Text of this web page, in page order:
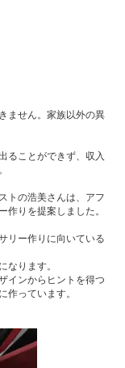
ません。家族以外の異
ることができず、収入
トの浩美さんは、アフ
作りを提案しました。
リー作りに向いている
なります。
インからヒントを得つ
作っています。